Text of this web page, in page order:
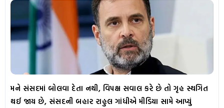
મને સંસદમાં બોલવા દેતા નથી, વિપક્ષ સવાલ કરે છે તો ગૃહ સ્થગિત
થઈ જાય છે, સંસદની બહાર રાહુલ ગાંધીએ મીડિયા સામે આપ્યું